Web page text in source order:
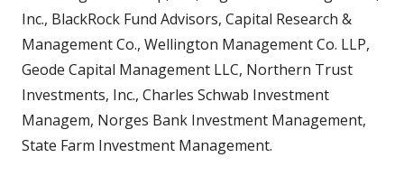
Inc., BlackRock Fund Advisors, Capital Research &
Management Co., Wellington Management Co. LLP,
Geode Capital Management LLC, Northern Trust
Investments, Inc., Charles Schwab Investment
Managem, Norges Bank Investment Management,
State Farm Investment Management.